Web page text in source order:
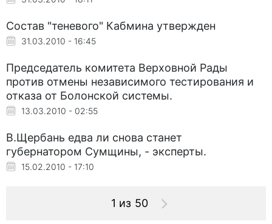
Состав "теневого" Кабмина утвержден
31.03.2010 - 16:45
Председатель комитета Верховной Рады
против отмены независимого тестирования и
отказа от Болонской системы.
13.03.2010 - 02:55
В.Щербань едва ли снова станет
губернатором Сумщины, - эксперты.
15.02.2010 - 17:10
1 из 50